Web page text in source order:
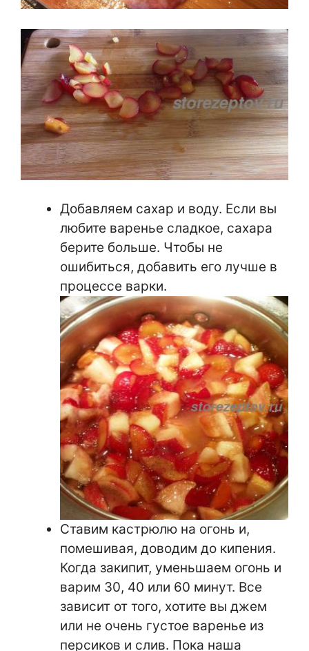
Добавляем сахар и воду. Если вы
любите варенье сладкое, сахара
берите больше. Чтобы не
ошибиться, добавить его лучше в
процессе варки.
Ставим кастрюлю на огонь и,
помешивая, доводим до кипения.
Когда закипит, уменьшаем огонь и
варим 30, 40 или 60 минут. Все
зависит от того, хотите вы джем
или не очень густое варенье из
персиков и слив. Пока наша